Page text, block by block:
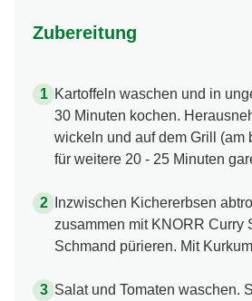
Zubereitung
Kartoffeln waschen und in
30 Minuten kochen.
wickeln und auf dem Grill (am
für weitere 20 - 25 Minuten
Inzwischen Kichererbsen
zusammen mit KNORR Curry
Schmand pürieren. Mit
Salat und Tomaten waschen.